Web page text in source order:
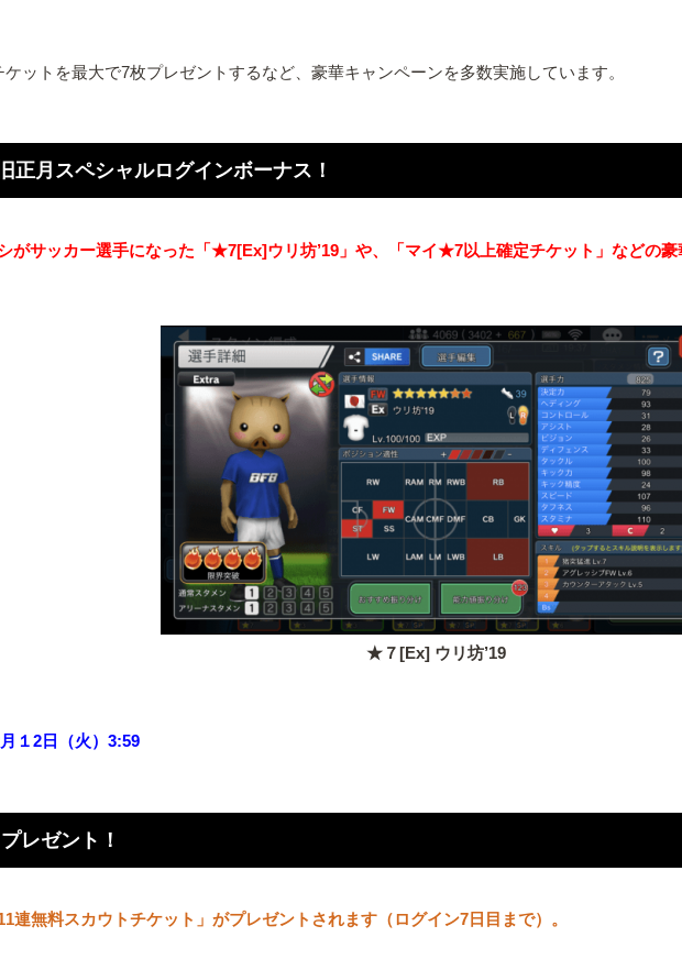
ットを最大で7枚プレゼントするなど、豪華キャンペーンを多数実施しています。
正月スペシャルログインボーナス！
がサッカー選手になった「★7[Ex]ウリ坊’19」や、「マイ★7以上確定チケット」などの
★７[Ex] ウリ坊’19
１2日（火）3:59
レゼント！
連無料スカウトチケット」がプレゼントされます（ログイン7日目まで）。